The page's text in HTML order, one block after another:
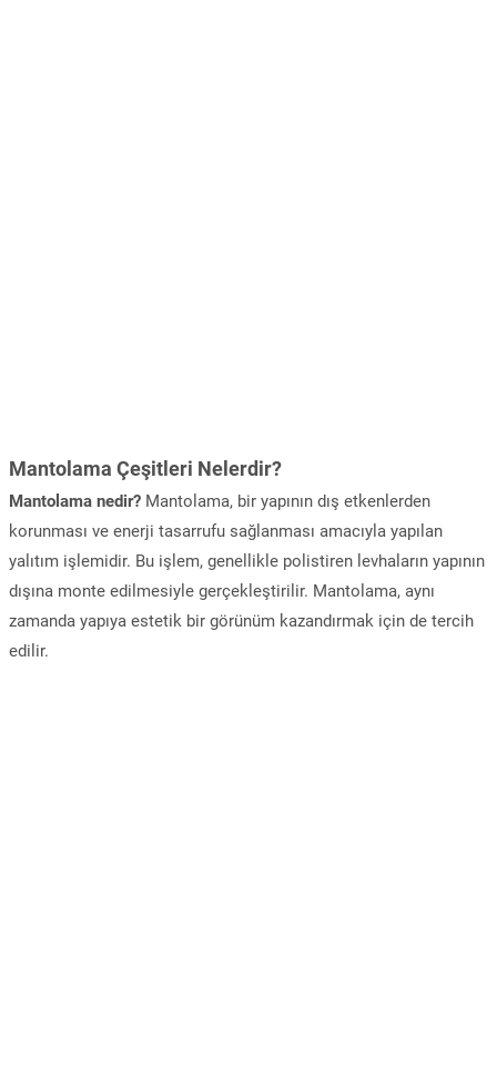
Mantolama Çeşitleri Nelerdir?
Mantolama nedir? Mantolama, bir yapının dış etkenlerden
korunması ve enerji tasarrufu sağlanması amacıyla yapılan
yalıtım işlemidir. Bu işlem, genellikle polistiren levhaların yapının
dışına monte edilmesiyle gerçekleştirilir. Mantolama, aynı
zamanda yapıya estetik bir görünüm kazandırmak için de tercih
edilir.